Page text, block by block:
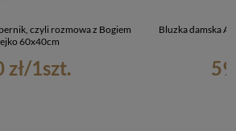
czyli rozmowa z Bogiem
60x40cm
zł/1szt.
Bluzka damska